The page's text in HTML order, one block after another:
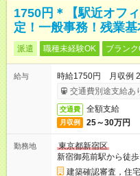
1750円＊【駅近オフ
定！一般事務！残業基
派遣 職種未経験OK ブラン
給与
時給1750円 月収例
交通費別途支給あ
交通費 全額支給
月収例 25～30万円
勤務地
東京都新宿区
新宿御苑前駅から徒
建築確認審査，住